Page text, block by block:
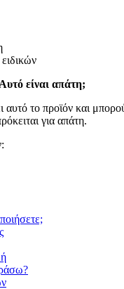
είναι απάτη;
αυτό το προϊόν και
για απάτη.